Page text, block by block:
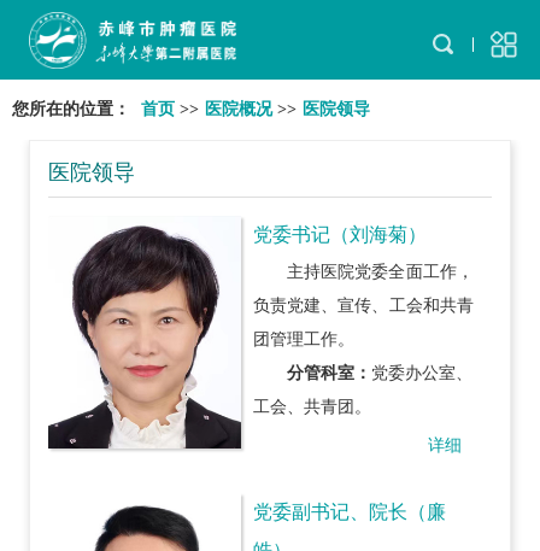
您所在的位置： 首页 >> 医院概况>> 医院领导
医院领导
党委书记（刘海菊）
主持医院党委全面工作，
负责党建、宣传、工会和共青
团管理工作。
分管科室： 党委办公室、
工会、共青团。
详细
党委副书记、院长（廉